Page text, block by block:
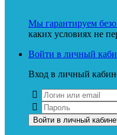
Мы гарантируем
каких условиях не
Войти в личный
Вход в личный